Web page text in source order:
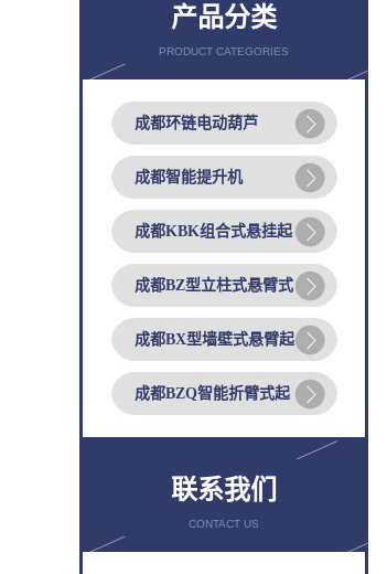
产品分类
PRODUCT CATEGORIES
成都环链电动葫芦
成都智能提升机
成都KBK组合式悬挂起
成都BZ型立柱式悬臂式
成都BX型墙壁式悬臂起
成都BZQ智能折臂式起
联系我们
CONTACT US